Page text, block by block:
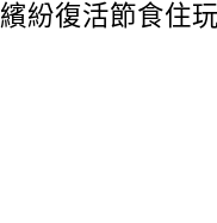
繽紛復活節食